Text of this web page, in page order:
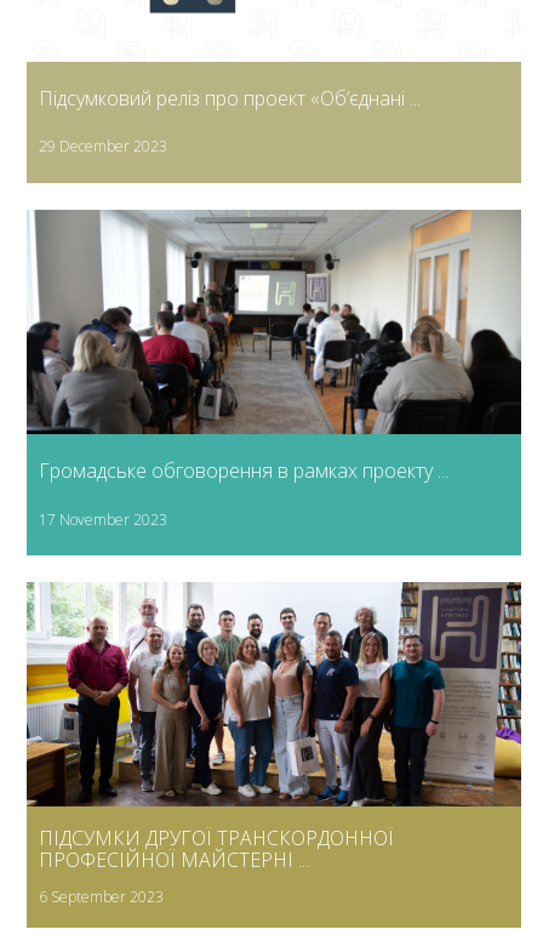
Підсумковий реліз про проект «Об’єднані ...
29 December 2023
Громадське обговорення в рамках проекту ...
17 November 2023
ПІДСУМКИ ДРУГОЇ ТРАНСКОРДОННОЇ
ПРОФЕСІЙНОЇ МАЙСТЕРНІ ...
6 September 2023